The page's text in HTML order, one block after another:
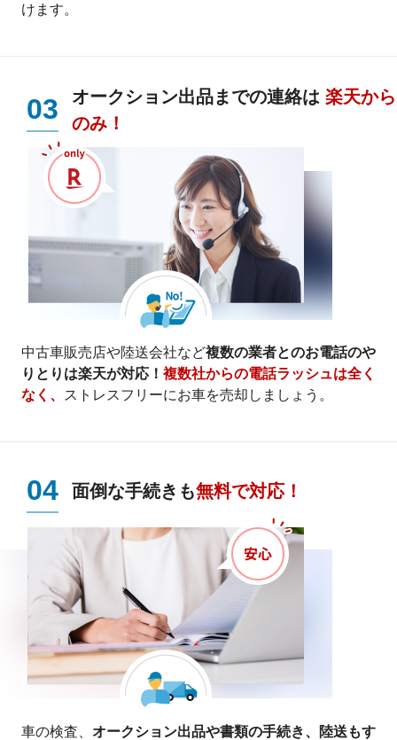
けます。
03 オークション出品までの連絡は 楽天から
のみ！
中古車販売店や陸送会社など複数の業者とのお電話のや
りとりは楽天が対応！ 複数社からの電話ラッシュは全く
なく、
ストレスフリーにお車を売却しましょう。
04 面倒な手続きも無料で対応！
車の検査、 オークション出品や書類の手続き、陸送もす